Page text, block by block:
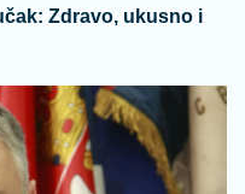
Zdravo, ukusno i